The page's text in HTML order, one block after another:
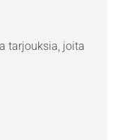
tarjouksia, joita